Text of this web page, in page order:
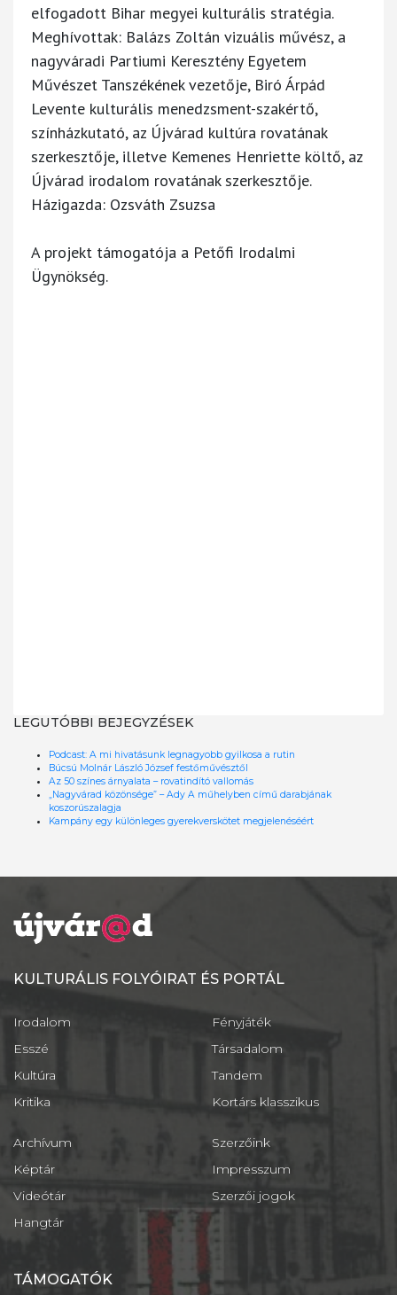
elfogadott Bihar megyei kulturális stratégia.
Meghívottak: Balázs Zoltán vizuális művész, a
nagyváradi Partiumi Keresztény Egyetem
Művészet Tanszékének vezetője, Biró Árpád
Levente kulturális menedzsment-szakértő,
színházkutató, az Újvárad kultúra rovatának
szerkesztője, illetve Kemenes Henriette költő, az
Újvárad irodalom rovatának szerkesztője.
Házigazda: Ozsváth Zsuzsa
A projekt támogatója a Petőfi Irodalmi
Ügynökség.
LEGUTÓBBI BEJEGYZÉSEK
Podcast: A mi hivatásunk legnagyobb gyilkosa a rutin
Búcsú Molnár László József festőművésztől
Az 50 színes árnyalata – rovatindító vallomás
„Nagyvárad közönsége” – Ady A műhelyben című darabjának
koszorúszalagja
Kampány egy különleges gyerekverskötet megjelenéséért
KULTURÁLIS FOLYÓIRAT ÉS PORTÁL
Irodalom
Esszé
Kultúra
Kritika
Fényjáték
Társadalom
Tandem
Kortárs klasszikus
Archívum
Képtár
Videótár
Hangtár
Szerzőink
Impresszum
Szerzői jogok
TÁMOGATÓK